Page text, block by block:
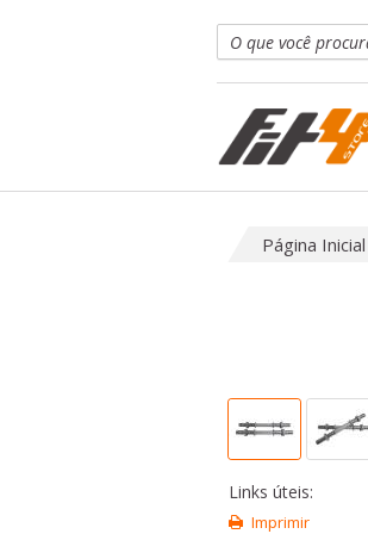
Página Inicial
Links úteis:
Imprimir